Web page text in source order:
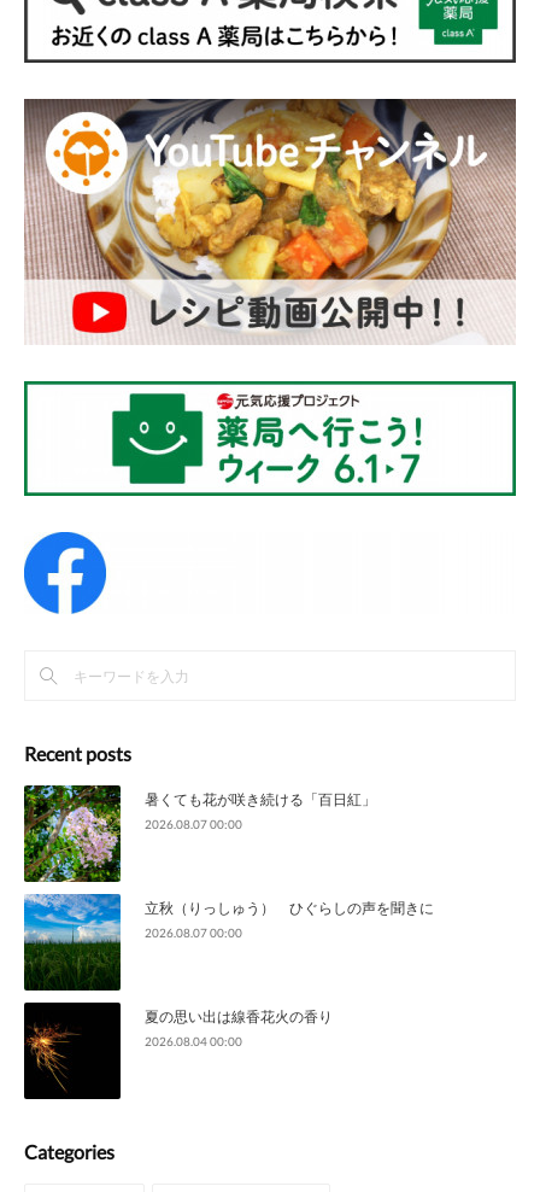
Recent posts
暑くても花が咲き続ける「百日紅」
2026.08.07 00:00
立秋（りっしゅう） ひぐらしの声を聞きに
2026.08.07 00:00
夏の思い出は線香花火の香り
2026.08.04 00:00
Categories